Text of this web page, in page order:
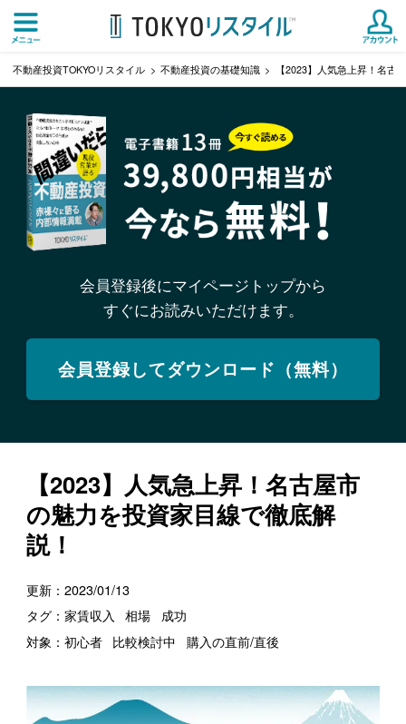
不動産投資TOKYOリスタイル 不動産投資の基礎知識 【2023】人気急上昇！名古
会員登録後にマイページトップから
すぐにお読みいただけます。
会員登録してダウンロード（無料）
【2023】人気急上昇！名古屋市
の魅力を投資家目線で徹底解
説！
更新： 2023/01/13
タグ： 家賃収入 相場
成功
対象： 初心者 比較検討中 購入の直前/直後